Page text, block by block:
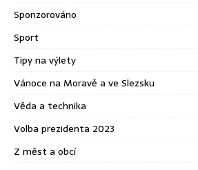
Sponzorováno
Sport
Tipy na výlety
Vánoce na Moravě a ve Slezsku
Věda a technika
Volba prezidenta 2023
Z měst a obcí